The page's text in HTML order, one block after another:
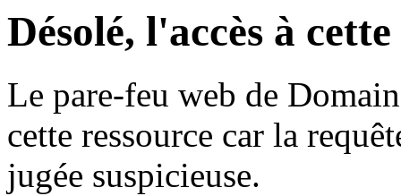
Désolé, l'accès à
Le pare-feu web de
cette ressource car la
jugée suspicieuse.